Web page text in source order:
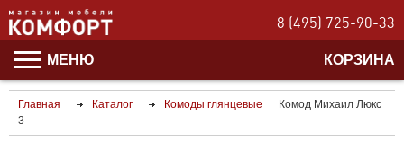
8 (495) 725-90-33
МЕНЮ КОРЗИНА
Главная Каталог Комоды глянцевые
Комод Михаил Люкс
3